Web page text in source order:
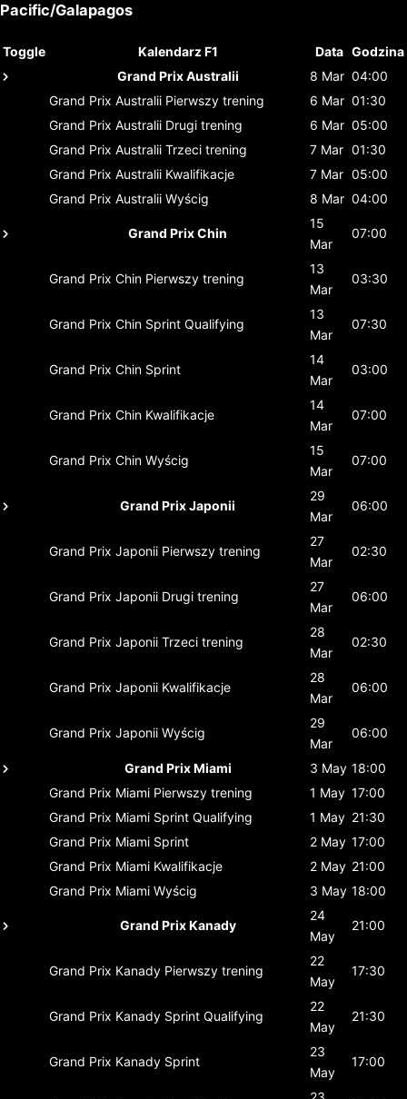
Pacific/Galapagos
Toggle Kalendarz F1 Data Godzina
Grand Prix Australii
8 Mar 04:00
Grand Prix Australii Pierwszy trening 6 Mar 01:30
Grand Prix Australii Drugi trening 6 Mar 05:00
Grand Prix Australii Trzeci trening 7 Mar 01:30
Grand Prix Australii Kwalifikacje 7 Mar 05:00
Grand Prix Australii Wyścig 8 Mar 04:00
Grand Prix Chin
15
Mar
07:00
Grand Prix Chin Pierwszy trening
13
Mar
03:30
Grand Prix Chin Sprint Qualifying
13
Mar
07:30
Grand Prix Chin Sprint
14
Mar
03:00
Grand Prix Chin Kwalifikacje
14
Mar
07:00
Grand Prix Chin Wyścig
15
Mar
07:00
Grand Prix Japonii
29
Mar
06:00
Grand Prix Japonii Pierwszy trening
27
Mar
02:30
Grand Prix Japonii Drugi trening
27
Mar
06:00
Grand Prix Japonii Trzeci trening
28
Mar
02:30
Grand Prix Japonii Kwalifikacje
28
Mar
06:00
Grand Prix Japonii Wyścig
29
Mar
06:00
Grand Prix Miami 3 May 18:00
Grand Prix Miami Pierwszy trening 1 May 17:00
Grand Prix Miami Sprint Qualifying 1 May 21:30
Grand Prix Miami Sprint 2 May 17:00
Grand Prix Miami Kwalifikacje 2 May 21:00
Grand Prix Miami Wyścig 3 May 18:00
Grand Prix Kanady
24
May
21:00
Grand Prix Kanady Pierwszy trening
22
May
17:30
Grand Prix Kanady Sprint Qualifying
22
May
21:30
Grand Prix Kanady Sprint
23
May
17:00